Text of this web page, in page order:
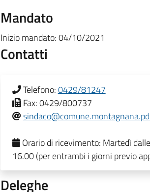
Mandato
Inizio mandato:04/10/2021
Contatti
Telefono:0429/81247
Fax:0429/800737
Orario di ricevimento: Martedì
16.00 (per entrambi i giorni previo
Deleghe